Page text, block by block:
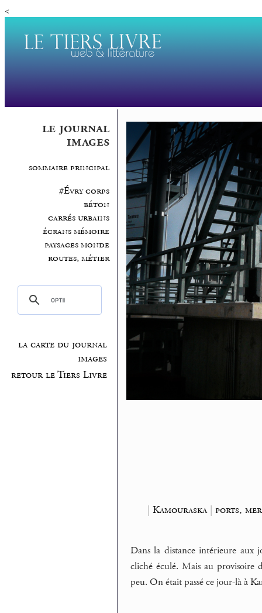
<
le journal
images
sommaire principal
#Évry corps
béton
carrés urbains
écrans mémoire
paysages monde
routes, métier
la carte du journal
images
retour le Tiers Livre
| Kamouraska| ports,
Dans la distance intérieure aux
cliché éculé. Mais au provisoire
peu. On était passé ce jour-là à